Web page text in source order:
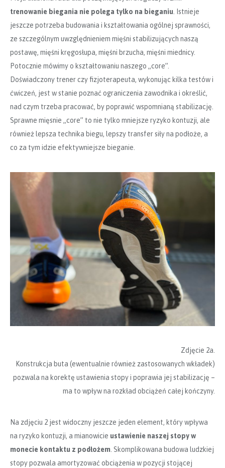
trenowanie biegania nie polega tylko na bieganiu . Istnieje
jeszcze potrzeba budowania i kształtowania ogólnej sprawności,
ze szczególnym uwzględnieniem mięśni stabilizujących naszą
postawę, mięśni kręgosłupa, mięśni brzucha, mięśni miednicy.
Potocznie mówimy o kształtowaniu naszego „core”.
Doświadczony trener czy fizjoterapeuta, wykonując kilka testów i
ćwiczeń, jest w stanie poznać ograniczenia zawodnika i określić,
nad czym trzeba pracować, by poprawić wspomnianą stabilizację.
Sprawne mięsnie „core” to nie tylko mniejsze ryzyko kontuzji, ale
również lepsza technika biegu, lepszy transfer siły na podłoże, a
co za tym idzie efektywniejsze bieganie.
Zdjęcie 2a.
Konstrukcja buta (ewentualnie również zastosowanych wkładek)
pozwala na korektę ustawienia stopy i poprawia jej stabilizację –
ma to wpływ na rozkład obciążeń całej kończyny.
Na zdjęciu 2 jest widoczny jeszcze jeden element, który wpływa
na ryzyko kontuzji, a mianowicie ustawienie naszej stopy w
monecie kontaktu z podłożem . Skomplikowana budowa ludzkiej
stopy pozwala amortyzować obciążenia w pozycji stojącej